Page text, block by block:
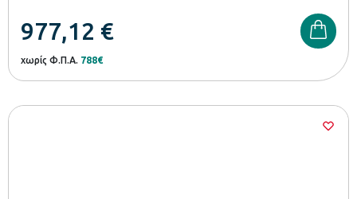
977,12 €
χωρίς Φ.Π.Α. 788€